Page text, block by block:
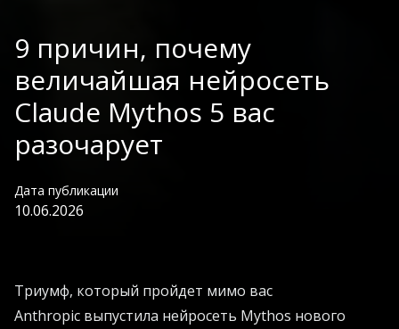
9 причин, почему
величайшая нейросеть
Claude Mythos 5 вас
разочарует
Дата публикации
10.06.2026
Триумф, который пройдет мимо вас
Anthropic выпустила нейросеть Mythos нового